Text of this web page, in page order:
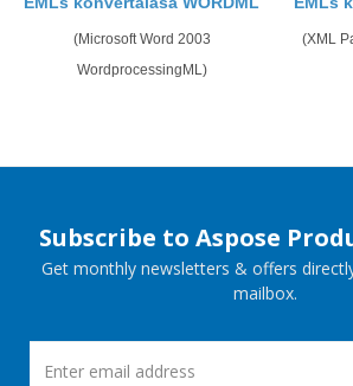
(Microsoft Word 2003
WordprocessingML)
(XML
Subscribe to Aspose
Get monthly newsletters & offers
mailbox.